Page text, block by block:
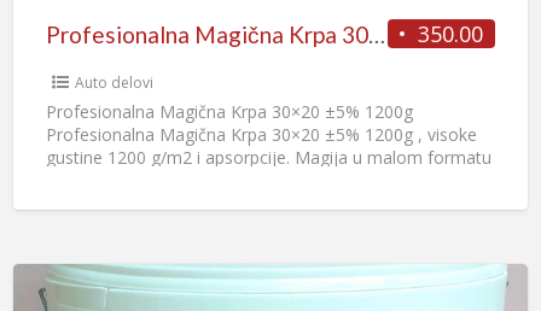
350.00
Profesionalna Magična Krpa 30×20 ±5% 1200g
Auto delovi
Profesionalna Magična Krpa 30×20 ±5% 1200g
Profesionalna Magična Krpa 30×20 ±5% 1200g , visoke
gustine 1200 g/m2 i apsorpcije. Magija u malom formatu